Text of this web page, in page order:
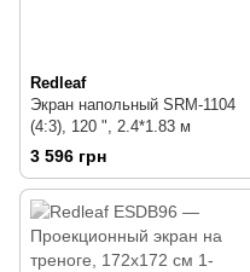
Redleaf
Экран напольный SRM-1104
(4:3), 120 ", 2.4*1.83 м
3 596 грн